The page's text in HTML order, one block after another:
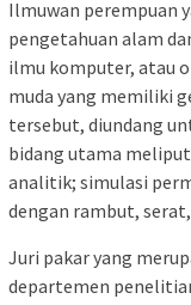
Ilmuwan perempuan
pengetahuan alam
ilmu komputer, atau
muda yang memiliki
tersebut, diundang
bidang utama
analitik; simulasi
dengan rambut,
Juri pakar yang
departemen